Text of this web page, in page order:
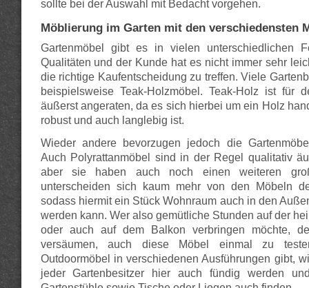
sollte bei der Auswahl mit Bedacht vorgehen.
Möblierung im Garten mit den verschiedensten
Gartenmöbel gibt es in vielen unterschiedlichen
Qualitäten und der Kunde hat es nicht immer sehr
die richtige Kaufentscheidung zu treffen. Viele
beispielsweise Teak-Holzmöbel. Teak-Holz ist für
äußerst angeraten, da es sich hierbei um ein Holz
robust und auch langlebig ist.
Wieder andere bevorzugen jedoch die
Auch Polyrattanmöbel sind in der Regel qualitativ
aber sie haben auch noch einen weiteren
unterscheiden sich kaum mehr von den Möbeln
sodass hiermit ein Stück Wohnraum auch in den
werden kann. Wer also gemütliche Stunden auf der
oder auch auf dem Balkon verbringen möchte,
versäumen, auch diese Möbel einmal zu
Outdoormöbel in verschiedenen Ausführungen gibt,
jeder Gartenbesitzer hier auch fündig werden